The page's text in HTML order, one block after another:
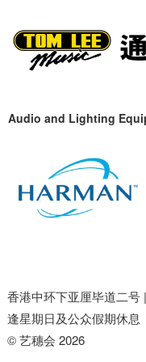
Audio and Lighting
香港中环下亚厘毕道二号 |
逢星期日及公众假期休息
© 艺穗会 2026